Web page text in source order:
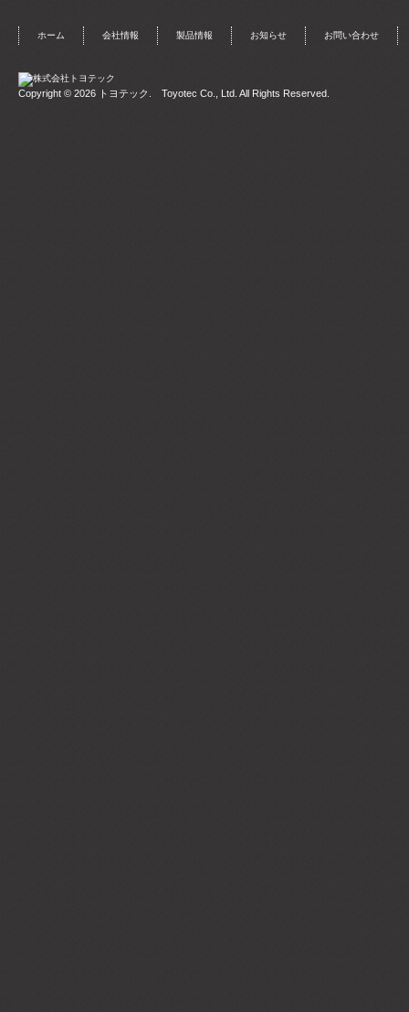
ホーム 会社情報 製品情報 お知らせ お問い合わせ
Copyright © 2026 トヨテック . Toyotec Co., Ltd. All Rights Reserved.